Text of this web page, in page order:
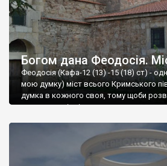
Богом дана Феодосія.
Феодосія (Кафа-12 (13) -15 (18) ст) -
мою думку) міст всього Кримського
думка в кожного своя, тому щоби
запрошую відвідати це